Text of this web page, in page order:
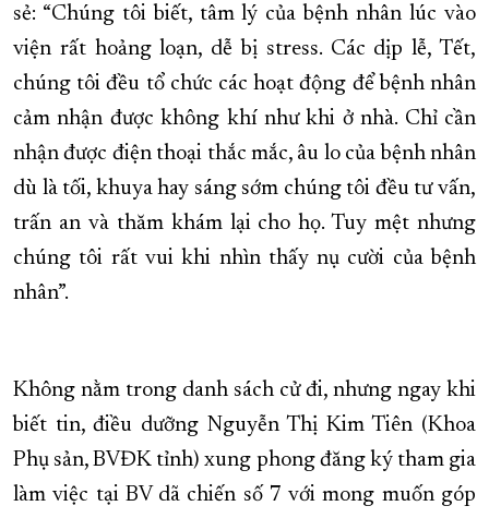
sẻ: “Chúng tôi biết, tâm lý của bệnh nhân lúc vào
viện rất hoảng loạn, dễ bị stress. Các dịp lễ, Tết,
chúng tôi đều tổ chức các hoạt động để bệnh nhân
cảm nhận được không khí như khi ở nhà. Chỉ cần
nhận được điện thoại thắc mắc, âu lo của bệnh nhân
dù là tối, khuya hay sáng sớm chúng tôi đều tư vấn,
trấn an và thăm khám lại cho họ. Tuy mệt nhưng
chúng tôi rất vui khi nhìn thấy nụ cười của bệnh
nhân”.
Không nằm trong danh sách cử đi, nhưng ngay khi
biết tin, điều dưỡng Nguyễn Thị Kim Tiên (Khoa
Phụ sản, BVĐK tỉnh) xung phong đăng ký tham gia
làm việc tại BV dã chiến số 7 với mong muốn góp